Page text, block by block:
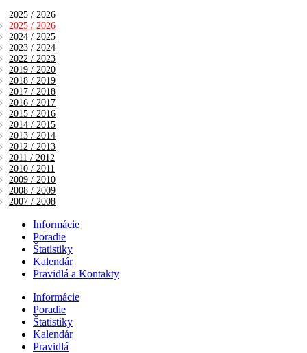
2025 / 2026
2025 / 2026
2024 / 2025
2023 / 2024
2022 / 2023
2019 / 2020
2018 / 2019
2017 / 2018
2016 / 2017
2015 / 2016
2014 / 2015
2013 / 2014
2012 / 2013
2011 / 2012
2010 / 2011
2009 / 2010
2008 / 2009
2007 / 2008
Informácie
Poradie
Štatistiky
Kalendár
Pravidlá a Kontakty
Informácie
Poradie
Štatistiky
Kalendár
Pravidlá